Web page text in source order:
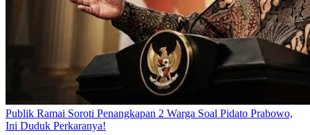
Publik Ramai Soroti Penangkapan 2 Warga Soal Pidato Prabowo,
Ini Duduk Perkaranya!